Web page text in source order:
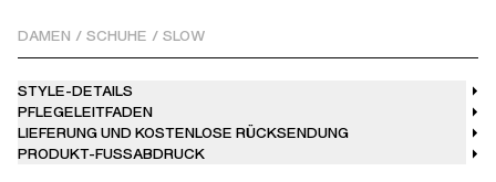
Flache Schnürsenkel, zwei Sets enthalten. Blaue Schnürsenkel im
DAMEN / SCHUHE / SLOW
STYLE-DETAILS
PFLEGELEITFADEN
LIEFERUNG UND KOSTENLOSE RÜCKSENDUNG
PRODUKT-FUSSABDRUCK